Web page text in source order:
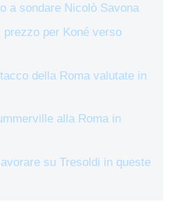
a sondare Nicolò Savona
prezzo per Koné verso
della Roma valutate in
alla Roma in
su Tresoldi in queste